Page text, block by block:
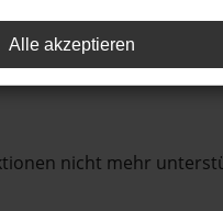
in einem anderen
nicht mehr
Alle akzeptieren